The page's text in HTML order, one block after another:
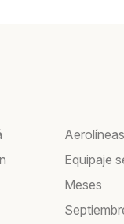
Aerolíneas
Equipaje
Meses